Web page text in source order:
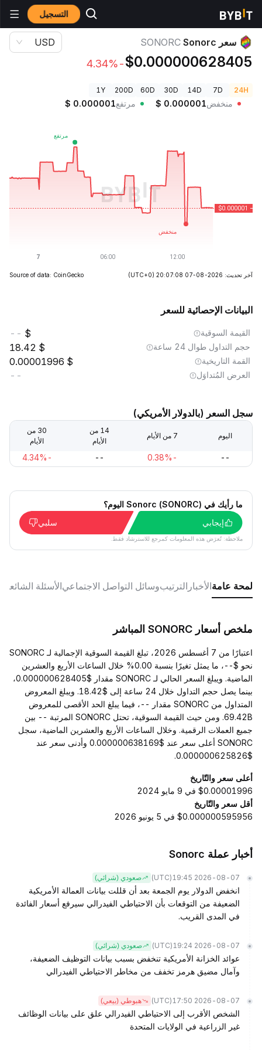
التسجيل أسعار العملات الرقمية
سعر Sonorc SONORC
$0.000000628405
-4.34%
USD
24H
7D
14D
30D
60D
200D
1Y
منخفض $ 0.000001 مرتفع $ 0.000001
آخر تحديث: 2026-08-07 20:07:08 (UTC+0)
Source of data: CoinGecko
البيانات الإحصائية للسعر
القيمة السوقية --
حجم التداول طوال 24 ساعة 18.42
القمة التاريخية 0.00001996
العرض المُتداوَل --
سجل السعر (بالدولار الأمريكي)
اليوم 7 من الأيام
14 من
الأيام
30 من
الأيام
--
-0.38%
--
-4.34%
ما رأيك في Sonorc (SONORC) اليوم؟
إيجابي
سلبي
ملاحظة: تُعرَض هذه المعلومات كمرجع للاسترشاد فقط.
لمحة عامةالأخبار الترتيبوسائل التواصل الاجتماعيالأسئلة الشائعة
ملخص أسعار SONORC المباشر
اعتبارًا من 7 أغسطس 2026، تبلغ القيمة السوقية الإجمالية لـ SONORC
نحو $--، ما يمثل تغيرًا بنسبة 0.00% خلال الساعات الأربع والعشرين
الماضية. ويبلغ السعر الحالي لـ SONORC مقدار $0.000000628405،
بينما يصل حجم التداول خلال 24 ساعة إلى $18.42. ويبلغ المعروض
المتداول من SONORC مقدار --، فيما يبلغ الحد الأقصى للمعروض
69.42B. ومن حيث القيمة السوقية، تحتل SONORC المرتبة -- بين
جميع العملات الرقمية. وخلال الساعات الأربع والعشرين الماضية، سجل
SONORC أعلى سعر عند $0.000000638169 وأدنى سعر عند
$0.000000625826.
أعلى سعر والتّاريخ
$0.00001996 في 9 مايو 2024
أقل سعر والتّاريخ
$0.000000595956 في 5 يونيو 2026
أخبار عملة Sonorc
2026-08-07 19:45
(UTC) صعودي (شرائي)
انخفض الدولار يوم الجمعة بعد أن قللت بيانات العمالة الأمريكية
الضعيفة من التوقعات بأن الاحتياطي الفيدرالي سيرفع أسعار الفائدة
في المدى القريب.
2026-08-07 19:24
(UTC) صعودي (شرائي)
عوائد الخزانة الأمريكية تنخفض بسبب بيانات التوظيف الضعيفة،
وآمال مضيق هرمز تخفف من مخاطر الاحتياطي الفيدرالي
2026-08-07 17:50
(UTC) هبوطي (بيعي)
الشخص الأقرب إلى الاحتياطي الفيدرالي علق على بيانات الوظائف
غير الزراعية في الولايات المتحدة